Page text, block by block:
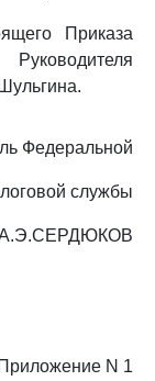
Приказа
Федеральной
службы
Приложение N 1